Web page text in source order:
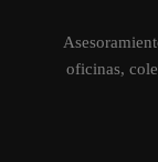
oficinas,